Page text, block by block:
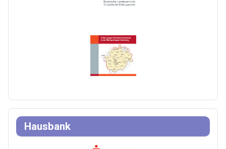
Hausbank